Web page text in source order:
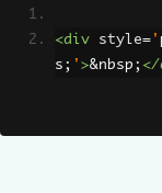
<div style= '
s ; ' >&nbsp; </